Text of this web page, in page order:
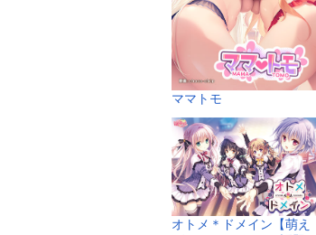
ママトモ
オトメ＊ドメイン【萌え